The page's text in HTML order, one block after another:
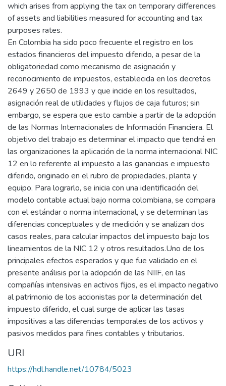
which arises from applying the tax on temporary differences
of assets and liabilities measured for accounting and tax
purposes rates.
En Colombia ha sido poco frecuente el registro en los
estados financieros del impuesto diferido, a pesar de la
obligatoriedad como mecanismo de asignación y
reconocimiento de impuestos, establecida en los decretos
2649 y 2650 de 1993 y que incide en los resultados,
asignación real de utilidades y flujos de caja futuros; sin
embargo, se espera que esto cambie a partir de la adopción
de las Normas Internacionales de Información Financiera. El
objetivo del trabajo es determinar el impacto que tendrá en
las organizaciones la aplicación de la norma internacional NIC
12 en lo referente al impuesto a las ganancias e impuesto
diferido, originado en el rubro de propiedades, planta y
equipo. Para lograrlo, se inicia con una identificación del
modelo contable actual bajo norma colombiana, se compara
con el estándar o norma internacional, y se determinan las
diferencias conceptuales y de medición y se analizan dos
casos reales, para calcular impactos del impuesto bajo los
lineamientos de la NIC 12 y otros resultados.Uno de los
principales efectos esperados y que fue validado en el
presente análisis por la adopción de las NIIF, en las
compañías intensivas en activos fijos, es el impacto negativo
al patrimonio de los accionistas por la determinación del
impuesto diferido, el cual surge de aplicar las tasas
impositivas a las diferencias temporales de los activos y
pasivos medidos para fines contables y tributarios.
URI
https://hdl.handle.net/10784/5023